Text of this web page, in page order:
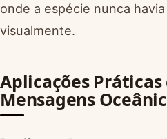
onde a espécie nunca
visualmente.
Aplicações Práticas
Mensagens